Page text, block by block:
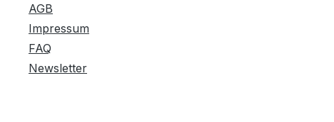
AGB
Impressum
FAQ
Newsletter